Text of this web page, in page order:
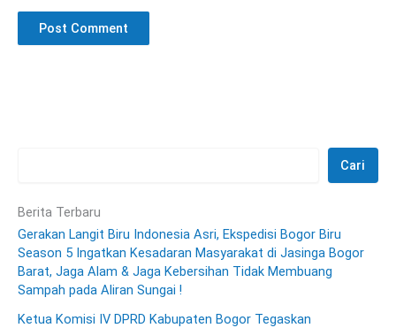
Cari
Berita Terbaru
Gerakan Langit Biru Indonesia Asri, Ekspedisi Bogor Biru
Season 5 Ingatkan Kesadaran Masyarakat di Jasinga Bogor
Barat, Jaga Alam & Jaga Kebersihan Tidak Membuang
Sampah pada Aliran Sungai !
Ketua Komisi IV DPRD Kabupaten Bogor Tegaskan